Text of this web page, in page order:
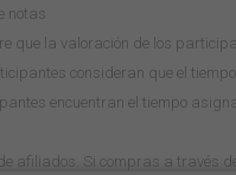
notas
que la valoración de los
consideran que el
encuentran el tiempo
afiliados. Si compras a través